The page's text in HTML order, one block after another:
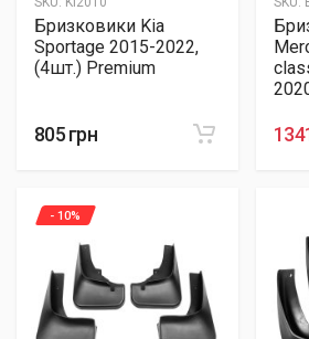
Бризковики Kia
Sportage 2015-2022,
(4шт.) Premium
805 грн
- 10%